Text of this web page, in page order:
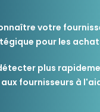
votre
pour les
plus
fournisseurs à